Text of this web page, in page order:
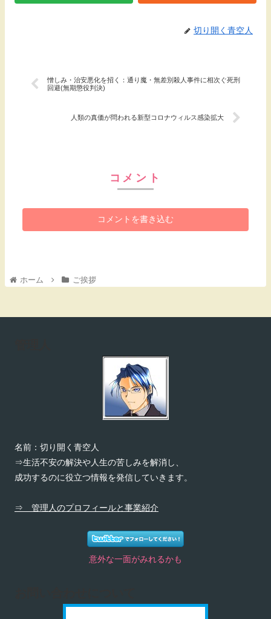
切り開く青空人
憎しみ・治安悪化を招く：通り魔・無差別殺人事件に相次ぐ死刑
回避(無期懲役判決)
人類の真価が問われる新型コロナウィルス感染拡大
コメント
コメントを書き込む
ホーム ご挨拶
名前：切り開く青空人
⇒生活不安の解決や人生の苦しみを解消し、
成功するのに役立つ情報を発信していきます。
⇒ 管理人のプロフィールと事業紹介
意外な一面がみれるかも